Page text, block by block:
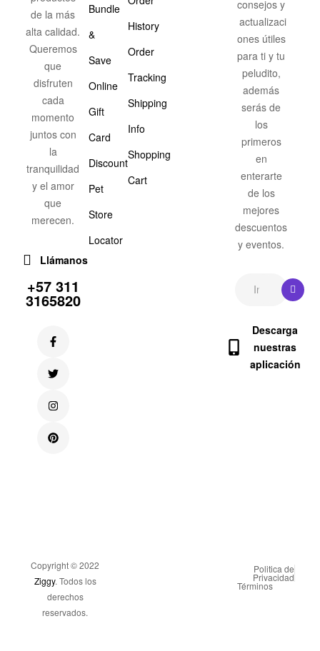
de la más
alta calidad.
Queremos
que
disfruten
cada
momento
juntos con
la
tranquilidad
y el amor
que
merecen.
Llámanos
+57 311
3165820
Bundle
&
Save
Online
Gift
Card
Discount
Pet
Store
Locator
History
Order
Tracking
Shipping
Info
Shopping
Cart
consejos y
actualizaci
ones útiles
para ti y tu
peludito,
además
serás de
los
primeros
en
enterarte
de los
mejores
descuentos
y eventos.
Descarga
nuestras
aplicación
Copyright © 2022
Ziggy. Todos los
derechos
reservados.
Politica de
Privacidad
Términos